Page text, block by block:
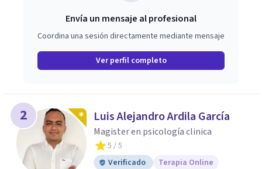
Envía un mensaje al profesional
Coordina una sesión directamente mediante mensaje
Ver perfil completo
2 Luis Alejandro Ardila García
Magister en psicología clinica
5 / 5
Verificado
Terapia Online